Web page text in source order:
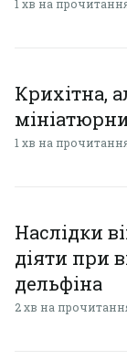
1 хв на
Крихітна,
1 хв на
Наслідки
діяти при
дельфіна
2 хв на